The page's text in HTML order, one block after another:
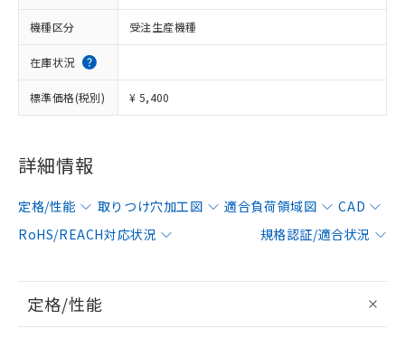
機種区分 受注生産機種
在庫状況
標準価格(税別) ¥ 5,400
詳細情報
定格/性能 取りつけ穴加工図 適合負荷領域図
CAD
RoHS/REACH対応状況
規格認証/適合状況
定格/性能